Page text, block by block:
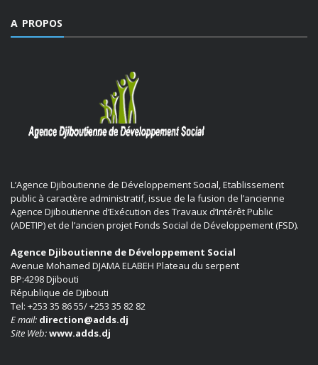
A PROPOS
L’Agence Djiboutienne de Développement Social, Etablissement
public à caractère administratif, issue de la fusion de l’ancienne
Agence Djiboutienne d’Exécution des Travaux d’Intérêt Public
(ADETIP) et de l’ancien projet Fonds Social de Développement (FSD).
Agence Djiboutienne de Développement Social
Avenue Mohamed DJAMA ELABEH Plateau du serpent
BP:4298 Djibouti
République de Djibouti
Tel: +253 35 86 55/ +253 35 82 82
E mail: direction@adds.dj
Site Web:www.adds.dj